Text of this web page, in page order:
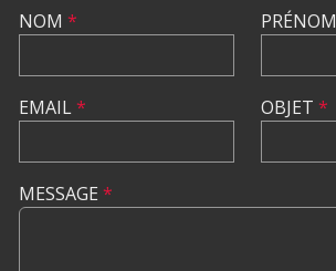
NOM *
EMAIL*
PRÉNOM
OBJET *
MESSAGE *